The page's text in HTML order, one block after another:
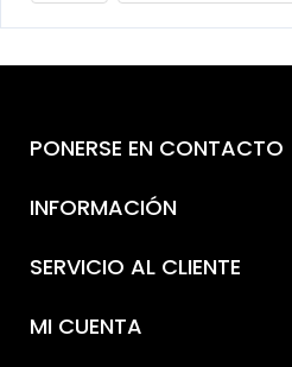
PONERSE EN CONTACTO
INFORMACIÓN
SERVICIO AL CLIENTE
MI CUENTA